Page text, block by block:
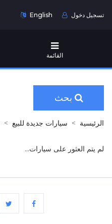
English تسجيل دخول
القائمة
بحث
الرئيسية سيارات جديدة للبيع
لم يتم العثور على سيارات...